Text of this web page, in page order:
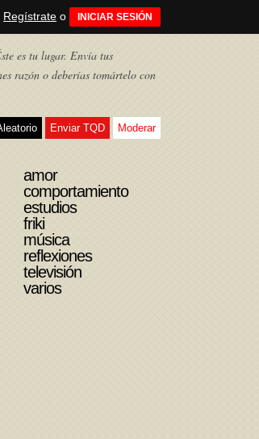
Regístrate o INICIAR SESIÓN
es tu lugar. Envía tus
razón o deberías tomártelo con
Enviar TQD Moderar
amor
comportamiento
estudios
friki
música
reflexiones
televisión
varios